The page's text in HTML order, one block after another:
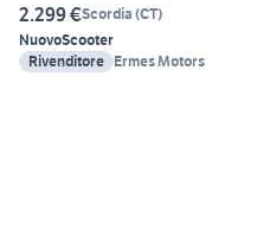
2.299 €Scordia (CT)
NuovoScooter
Rivenditore Ermes Motors